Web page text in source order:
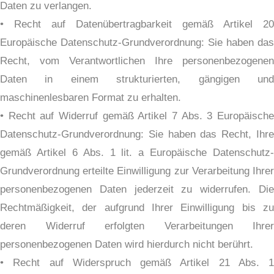
Daten zu verlangen.
• Recht auf Datenübertragbarkeit gemäß Artikel 20
Europäische Datenschutz-Grundverordnung: Sie haben das
Recht, vom Verantwortlichen Ihre personenbezogenen
Daten in einem strukturierten, gängigen und
maschinenlesbaren Format zu erhalten.
• Recht auf Widerruf gemäß Artikel 7 Abs. 3 Europäische
Datenschutz-Grundverordnung: Sie haben das Recht, Ihre
gemäß Artikel 6 Abs. 1 lit. a Europäische Datenschutz-
Grundverordnung erteilte Einwilligung zur Verarbeitung Ihrer
personenbezogenen Daten jederzeit zu widerrufen. Die
Rechtmäßigkeit, der aufgrund Ihrer Einwilligung bis zu
deren Widerruf erfolgten Verarbeitungen Ihrer
personenbezogenen Daten wird hierdurch nicht berührt.
• Recht auf Widerspruch gemäß Artikel 21 Abs. 1